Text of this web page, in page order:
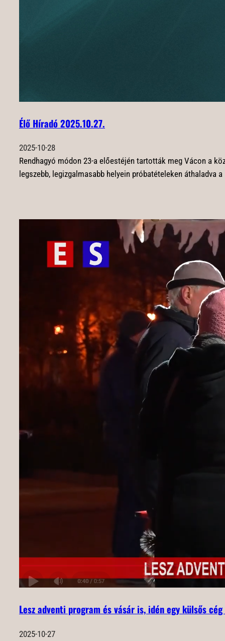
Élő Híradó 2025.10.27.
2025-10-28
Rendhagyó módon 23-a előestéjén tartották meg Vácon a
legszebb, legizgalmasabb helyein próbatételeken
Lesz adventi program és vásár is, idén egy külsős cég
2025-10-27